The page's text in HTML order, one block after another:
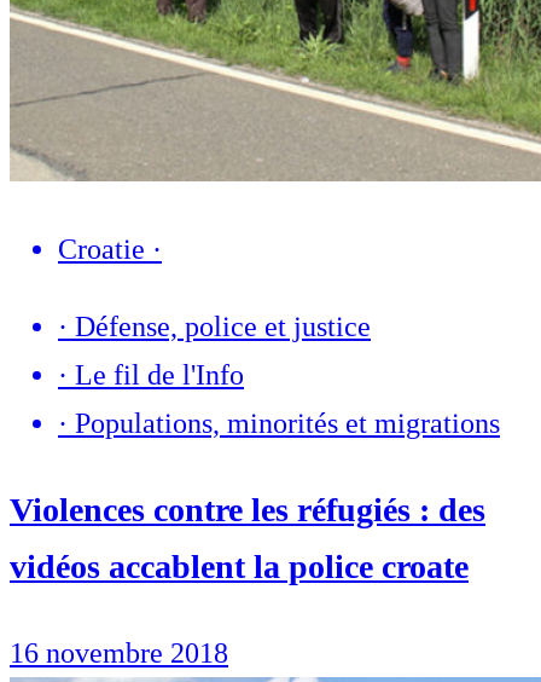
Croatie ·
· Défense, police et justice
· Le fil de l'Info
· Populations, minorités et migrations
Violences contre les réfugiés : des
vidéos accablent la police croate
16 novembre 2018